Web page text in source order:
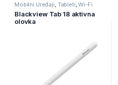
Mobilni Uređaji, Tableti,Wi-Fi
tableti
Blackview Tab 18 aktivna
olovka